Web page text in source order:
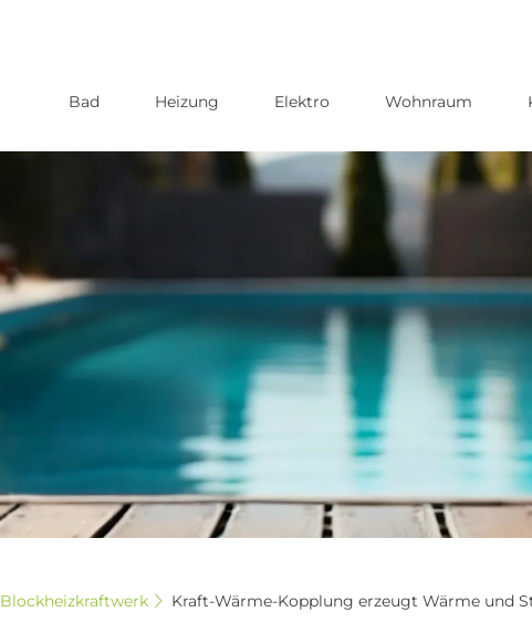
Bad Heizung Elektro Wohnraum
Blockheizkraftwerk Kraft-Wärme-Kopplung erzeugt Wärme und